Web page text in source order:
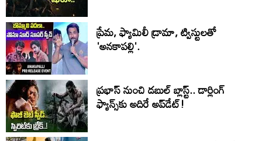
ప్రేమ, ఫ్యామిలీ డ్రామా, ట్విస్టులతో
'అనకాపల్లి'.
ప్రభాస్ నుంచి డబుల్ బ్లాస్ట్.. డార్లింగ్
ఫ్యాన్స్‌కు అదిరే అప్‌డేట్!